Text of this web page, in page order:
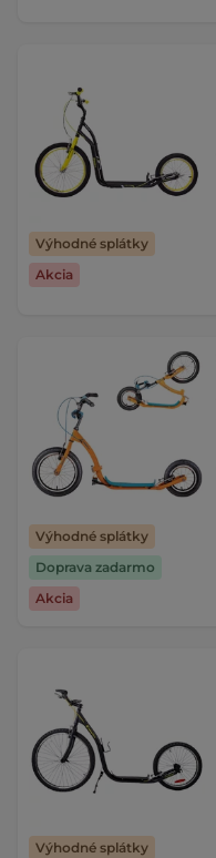
Výhodné splátky
Akcia
Výhodné splátky
Doprava zadarmo
Akcia
Výhodné splátky